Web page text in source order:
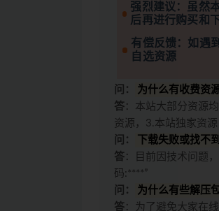
强烈建议：虽然
后再进行购买和
有偿反馈：如遇
自选资源
问：
为什么有收费资源
答 ：本站大部分资源
资源，3.本站独家资源
问：
下载失败或找不
答 ：目前因技术问题
码:****”
问：
为什么有些解压
答 ：为了避免大家在